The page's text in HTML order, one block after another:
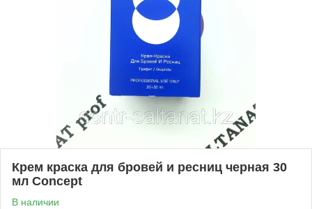
Крем краска для бровей и ресниц черная 30
мл Concept
В наличии